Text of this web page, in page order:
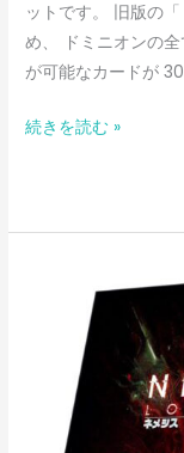
ットです。 旧版の
め、 ドミニオンの
が可能なカードが
続きを読む »